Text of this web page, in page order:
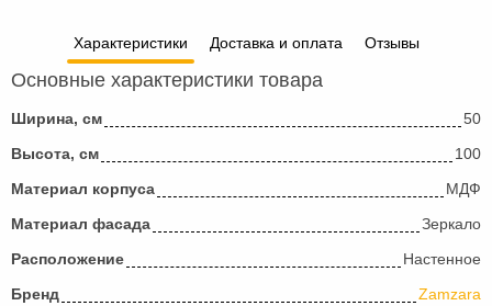
Характеристики Доставка и оплата Отзывы
Основные характеристики товара
Ширина, см
50
Высота, см
100
Материал корпуса
МДФ
Материал фасада
Зеркало
Расположение
Настенное
Бренд
Zamzara